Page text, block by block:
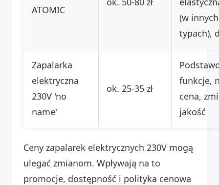
ATOMIC
(w innych
typach),
Zapalarka
elektryczna
230V 'no
name'
ok. 25-35 zł
funkcje,
cena,
jakość
Ceny zapalarek elektrycznych 230V mogą
ulegać zmianom. Wpływają na to
promocje, dostępność i polityka cenowa